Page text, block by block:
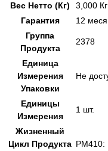
Вес Нетто (Кг)
3,000 Кг
Гарантия
12
Группа
Продукта
2378
Единица
Измерения
Упаковки
Не
Единицы
Измерения
1 шт.
Жизненный
Цикл Продукта PM410: